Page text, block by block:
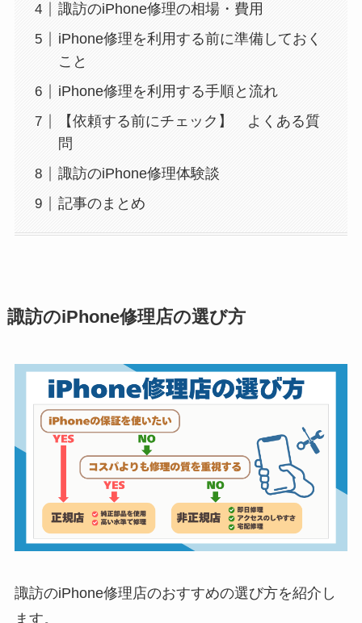
諏訪のiPhone修理の相場・費用
iPhone修理を利用する前に準備しておく
こと
iPhone修理を利用する手順と流れ
【依頼する前にチェック】 よくある質
問
諏訪のiPhone修理体験談
記事のまとめ
諏訪のiPhone修理店の選び方
諏訪のiPhone修理店のおすすめの選び方を紹介し
ます。